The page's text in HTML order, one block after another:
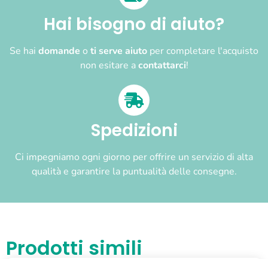
Hai bisogno di aiuto?
Se hai domande o ti serve aiuto per completare l'acquisto
non esitare acontattarci!
Spedizioni
Ci impegniamo ogni giorno per offrire un servizio di alta
qualità e garantire la puntualità delle consegne.
Prodotti simili